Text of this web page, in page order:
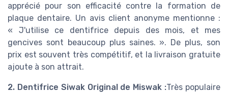
apprécié pour son efficacité contre la formation de
plaque dentaire. Un avis client anonyme mentionne :
« J'utilise ce dentifrice depuis des mois, et mes
gencives sont beaucoup plus saines. ». De plus, son
prix est souvent très compétitif, et la livraison gratuite
ajoute à son attrait.
2. Dentifrice Siwak Original de Miswak :Très populaire